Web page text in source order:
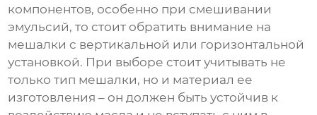
компонентов, особенно при смешивании
эмульсий, то стоит обратить внимание на
мешалки с вертикальной или горизонтальной
установкой. При выборе стоит учитывать не
только тип мешалки, но и материал ее
изготовления – он должен быть устойчив к